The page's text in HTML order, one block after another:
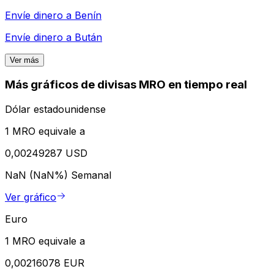
Envíe dinero a Benín
Envíe dinero a Bután
Ver más
Más gráficos de divisas MRO en tiempo real
Dólar estadounidense
1 MRO equivale a
0,00249287 USD
NaN (NaN%) Semanal
Ver gráfico
Euro
1 MRO equivale a
0,00216078 EUR